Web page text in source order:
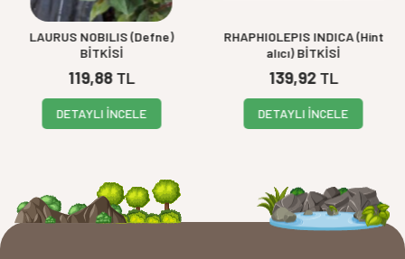
LAURUS NOBILIS (Defne)
BİTKİSİ
119,88TL
DETAYLI İNCELE
RHAPHIOLEPIS INDICA (Hint
alıcı) BİTKİSİ
139,92TL
DETAYLI İNCELE